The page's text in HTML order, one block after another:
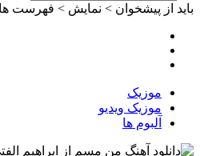
باید از پیشخوان > نمایش > فهرست
موزیک
موزیک ویدیو
آلبوم ها